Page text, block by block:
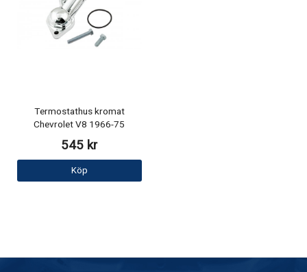
Termostathus kromat
Chevrolet V8 1966-75
545 kr
Köp